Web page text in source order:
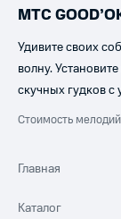
МТС
Удивите своих
волну.
скучных гудков с
Стоимость
Главная
Каталог